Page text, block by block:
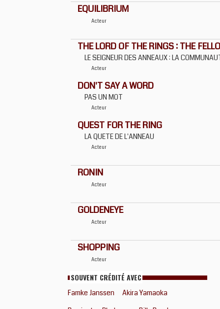
EQUILIBRIUM
Acteur
THE LORD OF THE RINGS : THE
LE SEIGNEUR DES ANNEAUX : LA
Acteur
DON'T SAY A WORD
PAS UN MOT
Acteur
QUEST FOR THE RING
LA QUETE DE L'ANNEAU
Acteur
RONIN
Acteur
GOLDENEYE
Acteur
SHOPPING
Acteur
SOUVENT CRÉDITÉ AVEC
Famke Janssen
Akira Yamaoka